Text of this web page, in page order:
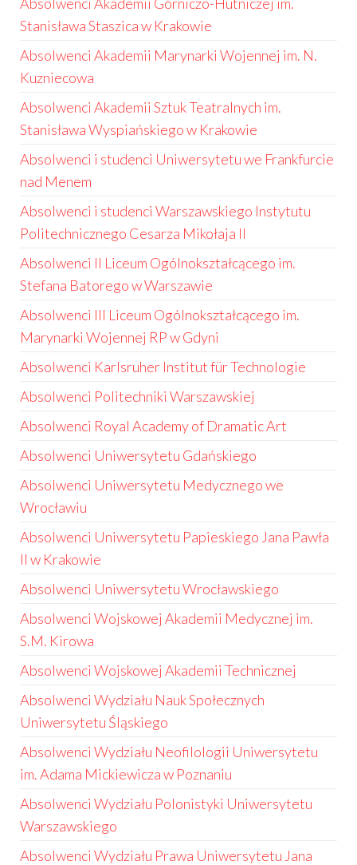
Stanisława Staszica w Krakowie
Absolwenci Akademii Marynarki Wojennej im. N.
Kuzniecowa
Absolwenci Akademii Sztuk Teatralnych im.
Stanisława Wyspiańskiego w Krakowie
Absolwenci i studenci Uniwersytetu we Frankfurcie
nad Menem
Absolwenci i studenci Warszawskiego Instytutu
Politechnicznego Cesarza Mikołaja II
Absolwenci II Liceum Ogólnokształcącego im.
Stefana Batorego w Warszawie
Absolwenci III Liceum Ogólnokształcącego im.
Marynarki Wojennej RP w Gdyni
Absolwenci Karlsruher Institut für Technologie
Absolwenci Politechniki Warszawskiej
Absolwenci Royal Academy of Dramatic Art
Absolwenci Uniwersytetu Gdańskiego
Absolwenci Uniwersytetu Medycznego we
Wrocławiu
Absolwenci Uniwersytetu Papieskiego Jana Pawła
II w Krakowie
Absolwenci Uniwersytetu Wrocławskiego
Absolwenci Wojskowej Akademii Medycznej im.
S.M. Kirowa
Absolwenci Wojskowej Akademii Technicznej
Absolwenci Wydziału Nauk Społecznych
Uniwersytetu Śląskiego
Absolwenci Wydziału Neofilologii Uniwersytetu
im. Adama Mickiewicza w Poznaniu
Absolwenci Wydziału Polonistyki Uniwersytetu
Warszawskiego
Absolwenci Wydziału Prawa Uniwersytetu Jana